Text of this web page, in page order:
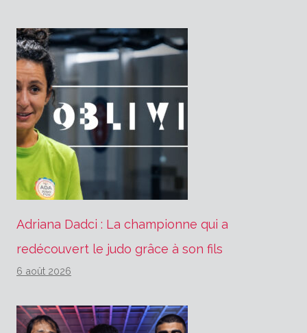
Adriana Dadci : La championne qui a
redécouvert le judo grâce à son fils
6 août 2026